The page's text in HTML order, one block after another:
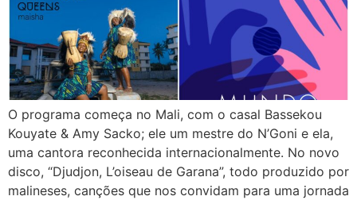
O programa começa no Mali, com o casal Bassekou
Kouyate & Amy Sacko; ele um mestre do N’Goni e ela,
uma cantora reconhecida internacionalmente. No novo
disco, “Djudjon, L’oiseau de Garana”, todo produzido por
malineses, canções que nos convidam para uma jornada